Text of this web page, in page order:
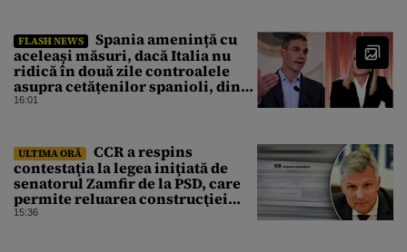
FLASH NEWS
Spania amenință cu
aceleași măsuri, dacă Italia nu
ridică în două zile controalele
asupra cetățenilor spanioli, din
cauza crizei migrației
16:01
ULTIMA ORĂ
CCR a respins
contestaţia la legea iniţiată de
senatorul Zamfir de la PSD, care
permite reluarea construcţiei
hidrocentralelor din zonele
15:36